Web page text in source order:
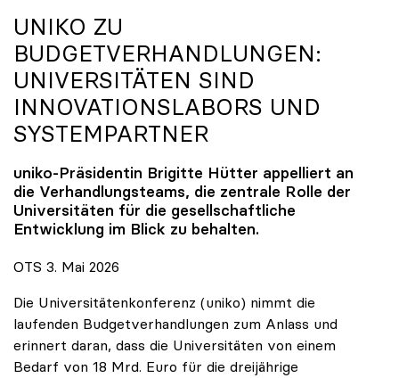
UNIKO ZU
BUDGETVERHANDLUNGEN:
UNIVERSITÄTEN SIND
INNOVATIONSLABORS UND
SYSTEMPARTNER
uniko-Präsidentin Brigitte Hütter appelliert an
die Verhandlungsteams, die zentrale Rolle der
Universitäten für die gesellschaftliche
Entwicklung im Blick zu behalten.
OTS 3. Mai 2026
Die Universitätenkonferenz (uniko) nimmt die
laufenden Budgetverhandlungen zum Anlass und
erinnert daran, dass die Universitäten von einem
Bedarf von 18 Mrd. Euro für die dreijährige